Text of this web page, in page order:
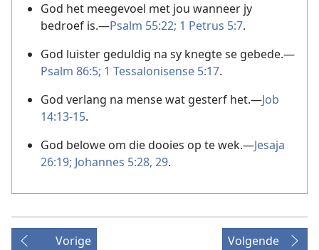
God het meegevoel met jou wanneer jy
bedroef is.—Psalm 55:22; 1 Petrus 5:7.
God luister geduldig na sy knegte se gebede.—
Psalm 86:5; 1 Tessalonisense 5:17.
God verlang na mense wat gesterf het.—Job
14:13-15.
God belowe om die dooies op te wek.—Jesaja
26:19; Johannes 5:28, 29.
Vorige Volgende